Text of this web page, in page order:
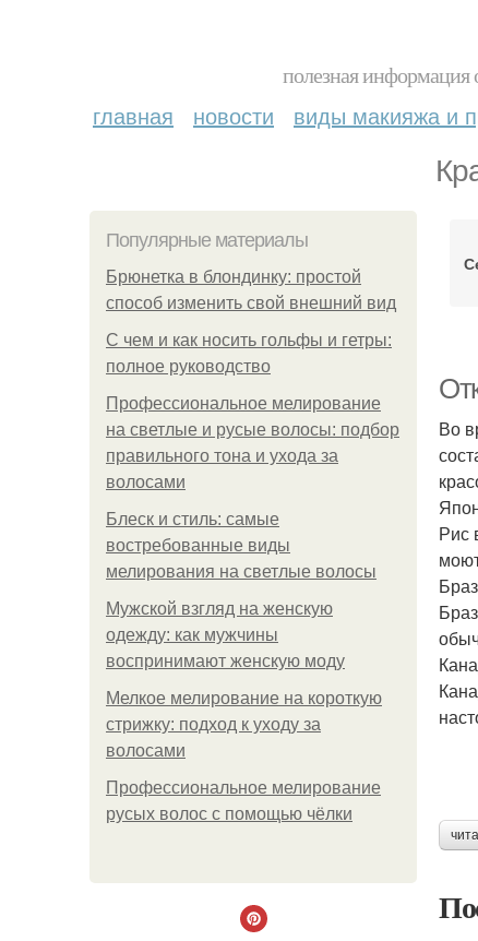
полезная информация
главная новости виды макияжа и
Популярные материалы
Брюнетка в блондинку: простой
способ изменить свой внешний вид
С чем и как носить гольфы и гетры:
полное руководство
Профессиональное мелирование
на светлые и русые волосы: подбор
правильного тона и ухода за
волосами
Блеск и стиль: самые
востребованные виды
мелирования на светлые волосы
Мужской взгляд на женскую
одежду: как мужчины
воспринимают женскую моду
Мелкое мелирование на короткую
стрижку: подход к уходу за
волосами
Профессиональное мелирование
русых волос с помощью чёлки
Во
Рис